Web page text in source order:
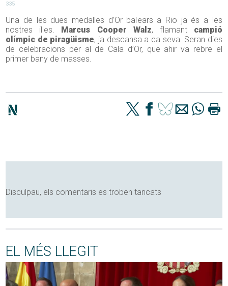
335
Una de les dues medalles d’Or balears a Rio ja és a les
nostres illes.
Marcus Cooper Walz, flamant campió
olímpic de piragüisme, ja descansa a ca seva. Seran dies
de celebracions per al de Cala d’Or, que ahir va rebre el
primer bany de masses.
Disculpau, els comentaris es troben tancats
EL MÉS LLEGIT